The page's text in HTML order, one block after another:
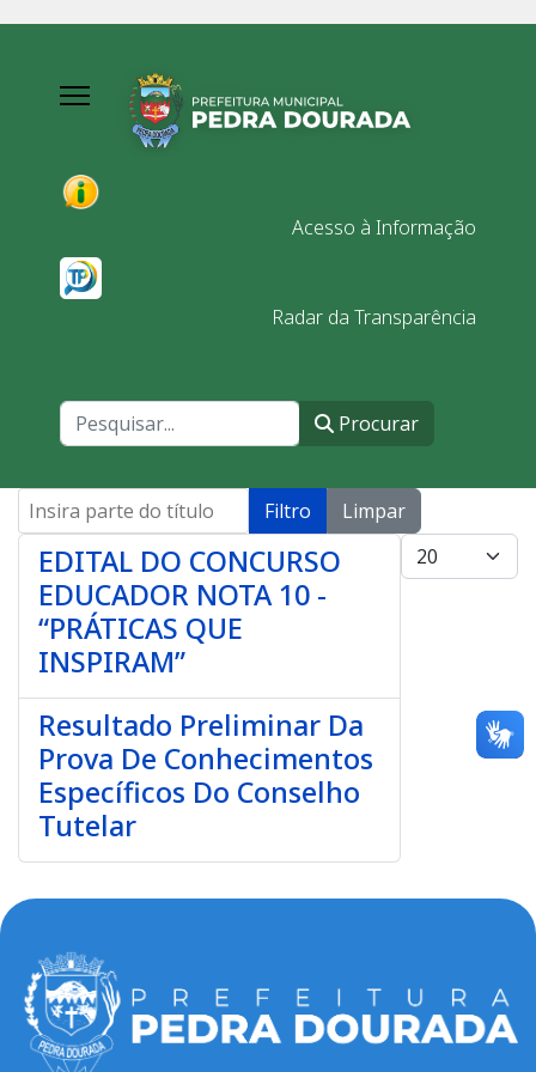
Acesso à Informação
Radar da Transparência
Procurar
Insira parte do título Filtro Limpar
Mostrar #
EDITAL DO CONCURSO
EDUCADOR NOTA 10 -
“PRÁTICAS QUE
INSPIRAM”
Resultado Preliminar Da
Prova De Conhecimentos
Específicos Do Conselho
Tutelar